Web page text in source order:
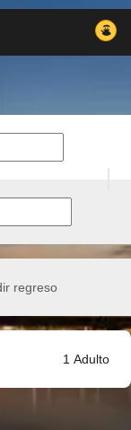
regreso
1 Adulto